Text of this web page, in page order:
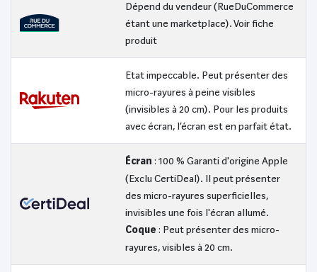
Dépend du vendeur (RueDuCommerce
étant une marketplace). Voir fiche
produit
Etat impeccable. Peut présenter des
micro-rayures à peine visibles
(invisibles à 20 cm). Pour les produits
avec écran, l’écran est en parfait état.
Écran : 100 % Garanti d'origine Apple
(Exclu CertiDeal). Il peut présenter
des micro-rayures superficielles,
invisibles une fois l'écran allumé.
Coque : Peut présenter des micro-
rayures, visibles à 20 cm.